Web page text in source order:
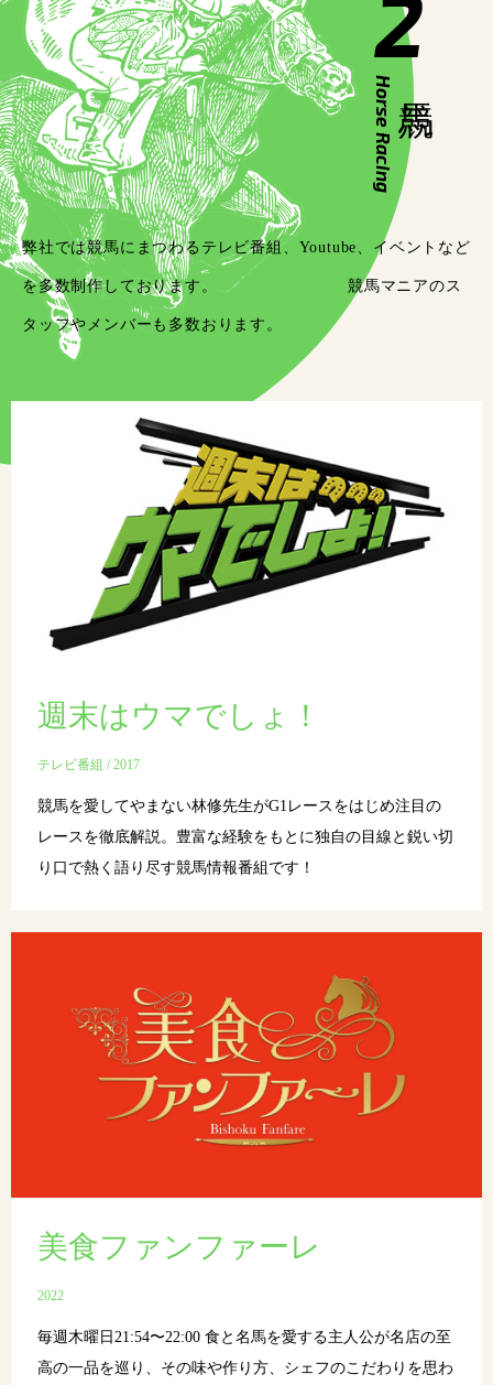
2
Horse Racing
弊社では競馬にまつわるテレビ番組、Youtube、イベントなど
を多数制作しております。 競馬マニアのス
タッフやメンバーも多数おります。
週末はウマでしょ！
テレビ番組 / 2017
競馬を愛してやまない林修先生がG1レースをはじめ注目の
レースを徹底解説。豊富な経験をもとに独自の目線と鋭い切
り口で熱く語り尽す競馬情報番組です！
美食ファンファーレ
2022
毎週木曜日21:54〜22:00 食と名馬を愛する主人公が名店の至
高の一品を巡り、その味や作り方、シェフのこだわりを思わ